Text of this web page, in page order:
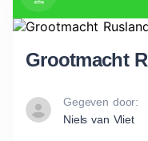
Grootmacht
Gegeven door:
Niels van Vliet